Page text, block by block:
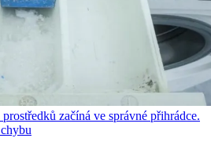
začíná ve správné přihrádce.